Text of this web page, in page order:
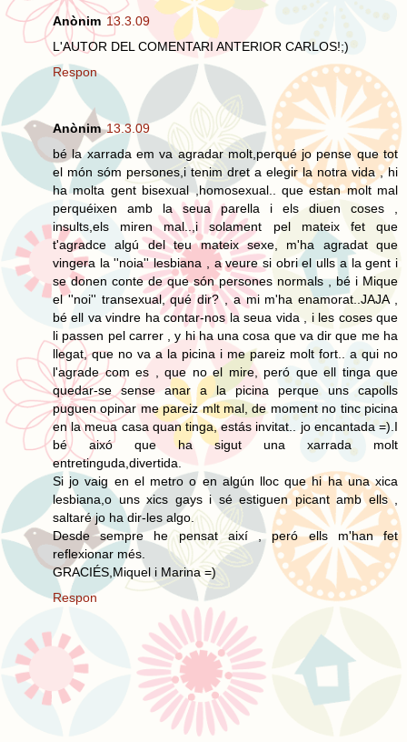
Anònim 13.3.09
L'AUTOR DEL COMENTARI ANTERIOR CARLOS!;)
Respon
Anònim 13.3.09
bé la xarrada em va agradar molt,perqué jo pense que tot
el món sóm persones,i tenim dret a elegir la notra vida , hi
ha molta gent bisexual ,homosexual.. que estan molt mal
perquéixen amb la seua parella i els diuen coses ,
insults,els miren mal..,i solament pel mateix fet que
t'agradce algú del teu mateix sexe, m'ha agradat que
vingera la ''noia'' lesbiana , a veure si obri el ulls a la gent i
se donen conte de que són persones normals , bé i Mique
el ''noi'' transexual, qué dir? , a mi m'ha enamorat..JAJA ,
bé ell va vindre ha contar-nos la seua vida , i les coses que
li passen pel carrer , y hi ha una cosa que va dir que me ha
llegat, que no va a la picina i me pareiz molt fort.. a qui no
l'agrade com es , que no el mire, peró que ell tinga que
quedar-se sense anar a la picina perque uns capolls
puguen opinar me pareiz mlt mal, de moment no tinc picina
en la meua casa quan tinga, estás invitat.. jo encantada =).I
bé aixó que ha sigut una xarrada molt
entretinguda,divertida.
Si jo vaig en el metro o en algún lloc que hi ha una xica
lesbiana,o uns xics gays i sé estiguen picant amb ells ,
saltaré jo ha dir-les algo.
Desde sempre he pensat així , peró ells m'han fet
reflexionar més.
GRACIÉS,Miquel i Marina =)
Respon